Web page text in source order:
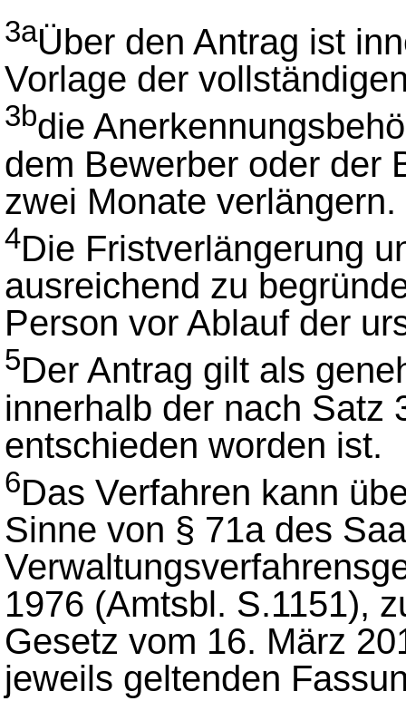
3aÜber den Antrag ist
Vorlage der
3bdie
dem Bewerber oder der
zwei Monate verlängern.
4Die Fristverlängerung
ausreichend zu
Person vor Ablauf der
5Der Antrag gilt als
innerhalb der nach Satz
entschieden worden ist.
6Das Verfahren kann
Sinne von § 71a des
1976 (Amtsbl. S.1151),
Gesetz vom 16. März
jeweils geltenden